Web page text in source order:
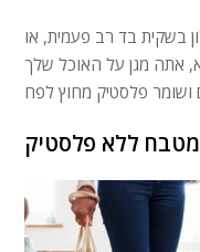
בשקית בד רב פעמית, או
אתה מגן על האוכל שלך
מטבח ללא פלסטיק